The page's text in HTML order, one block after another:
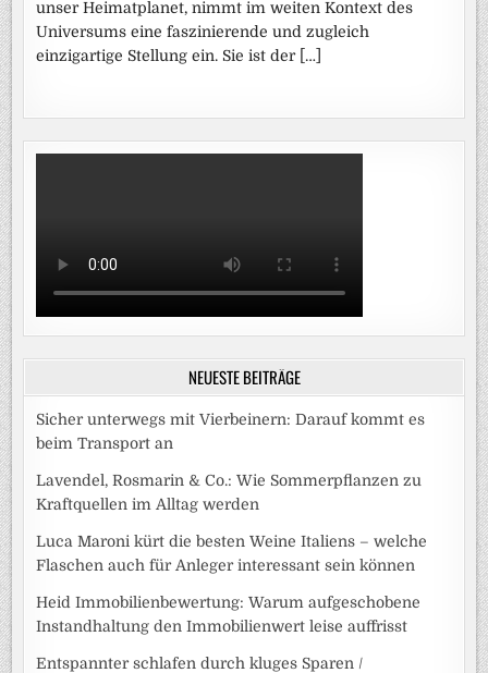
unser Heimatplanet, nimmt im weiten Kontext des
Universums eine faszinierende und zugleich
einzigartige Stellung ein. Sie ist der […]
NEUESTE BEITRÄGE
Sicher unterwegs mit Vierbeinern: Darauf kommt es
beim Transport an
Lavendel, Rosmarin & Co.: Wie Sommerpflanzen zu
Kraftquellen im Alltag werden
Luca Maroni kürt die besten Weine Italiens – welche
Flaschen auch für Anleger interessant sein können
Heid Immobilienbewertung: Warum aufgeschobene
Instandhaltung den Immobilienwert leise auffrisst
Entspannter schlafen durch kluges Sparen /